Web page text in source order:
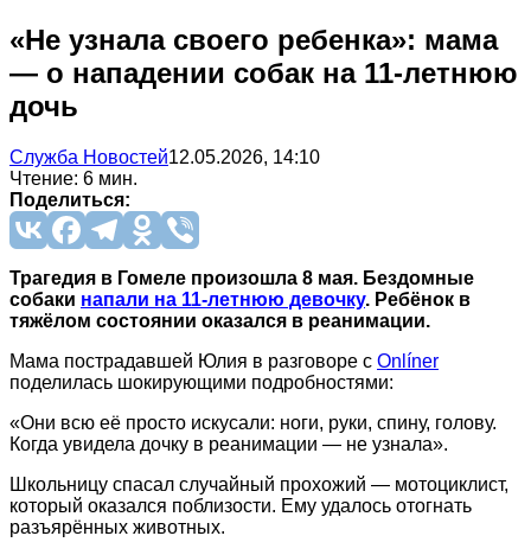
«Не узнала своего ребенка»: мама
— о нападении собак на 11-летнюю
дочь
Служба Новостей12.05.2026, 14:10
Чтение: 6 мин.
Поделиться:
Трагедия в Гомеле произошла 8 мая. Бездомные
собаки напали на 11-летнюю девочку. Ребёнок в
тяжёлом состоянии оказался в реанимации.
Мама пострадавшей Юлия в разговоре с Onlíner
поделилась шокирующими подробностями:
«Они всю её просто искусали: ноги, руки, спину, голову.
Когда увидела дочку в реанимации — не узнала».
Школьницу спасал случайный прохожий — мотоциклист,
который оказался поблизости. Ему удалось отогнать
разъярённых животных.